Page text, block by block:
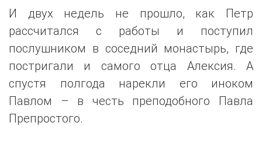
И двух недель не прошло, как Петр
рассчитался с работы и поступил
послушником в соседний монастырь, где
постригали и самого отца Алексия. А
спустя полгода нарекли его иноком
Павлом – в честь преподобного Павла
Препростого.